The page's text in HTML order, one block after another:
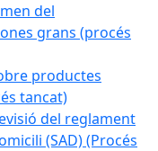
del
grans (procés
productes
tancat)
del reglament
(SAD) (Procés